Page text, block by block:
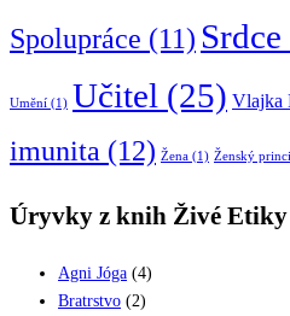
Spolupráce (11) Srdce
Umění (1) Učitel (25) Vlajka
imunita (12) Žena (1) Ženský
Úryvky z knih Živé Etiky
Agni Jóga (4)
Bratrstvo (2)